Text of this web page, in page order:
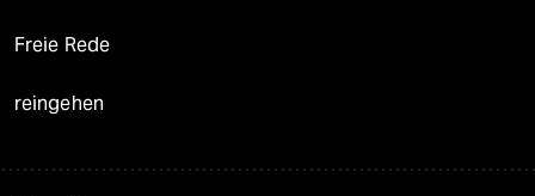
Freie Rede
reingehen